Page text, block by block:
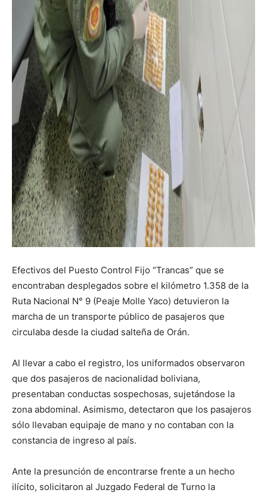
Efectivos del Puesto Control Fijo “Trancas” que se
encontraban desplegados sobre el kilómetro 1.358 de la
Ruta Nacional N° 9 (Peaje Molle Yaco) detuvieron la
marcha de un transporte público de pasajeros que
circulaba desde la ciudad salteña de Orán.
Al llevar a cabo el registro, los uniformados observaron
que dos pasajeros de nacionalidad boliviana,
presentaban conductas sospechosas, sujetándose la
zona abdominal. Asimismo, detectaron que los pasajeros
sólo llevaban equipaje de mano y no contaban con la
constancia de ingreso al país.
Ante la presunción de encontrarse frente a un hecho
ilícito, solicitaron al Juzgado Federal de Turno la